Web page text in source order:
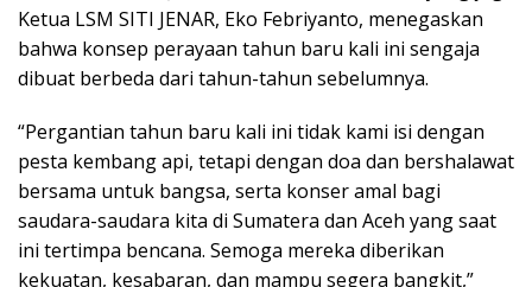
Ketua LSM SITI JENAR, Eko Febriyanto, menegaskan
bahwa konsep perayaan tahun baru kali ini sengaja
dibuat berbeda dari tahun-tahun sebelumnya.
“Pergantian tahun baru kali ini tidak kami isi dengan
pesta kembang api, tetapi dengan doa dan bershalawat
bersama untuk bangsa, serta konser amal bagi
saudara-saudara kita di Sumatera dan Aceh yang saat
ini tertimpa bencana. Semoga mereka diberikan
kekuatan, kesabaran, dan mampu segera bangkit,”